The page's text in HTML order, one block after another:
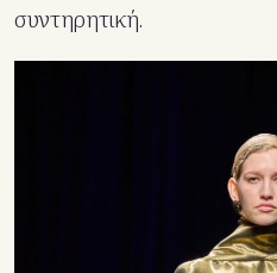
συντηρητική.